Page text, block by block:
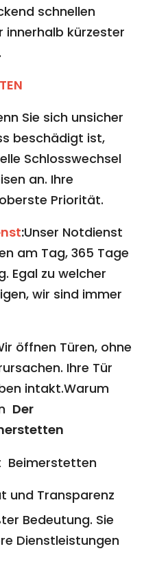
schnellen
innerhalb kürzester
Sie sich unsicher
beschädigt ist,
Schlosswechsel
an. Ihre
Priorität.
:Unser Notdienst
am Tag, 365 Tage
Egal zu welcher
wir sind immer
öffnen Türen, ohne
Ihre Tür
intakt.Warum
Der
und Transparenz
Bedeutung. Sie
Dienstleistungen